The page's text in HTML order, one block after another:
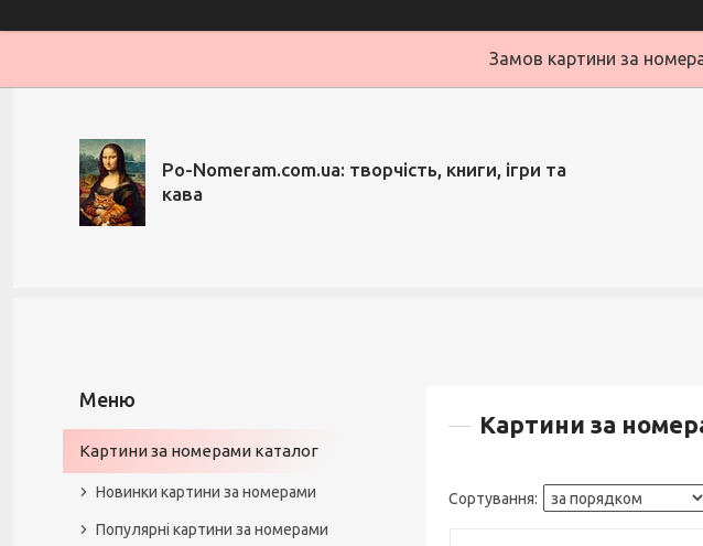
Замов картини за
Po-Nomeram.com.ua: творчість, книги, ігри та
кава
Картини за
Картини за номерами каталог
Новинки картини за номерами
Популярні картини за номерами